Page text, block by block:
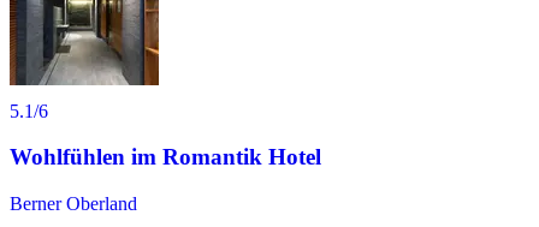
5.1/6
Wohlfühlen im Romantik Hotel
Berner Oberland